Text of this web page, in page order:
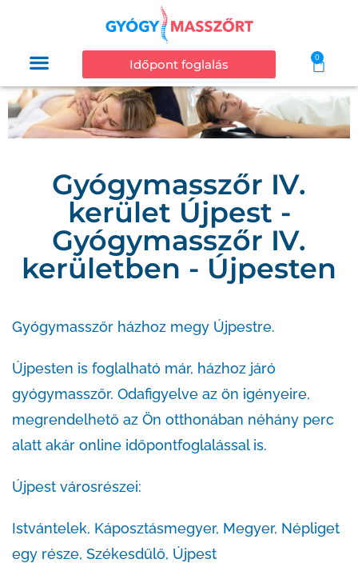
Időpont foglalás
0
Gyógymasszőr IV.
kerület Újpest -
Gyógymasszőr IV.
kerületben - Újpesten
Gyógymasszőr házhoz megy Újpestre.
Újpesten is foglalható már, házhoz járó
gyógymasszőr. Odafigyelve az ön igényeire,
megrendelhető az Ön otthonában néhány perc
alatt akár online időpontfoglalással is.
Újpest városrészei:
Istvántelek, Káposztásmegyer, Megyer, Népliget
egy része, Székesdűlő, Újpest